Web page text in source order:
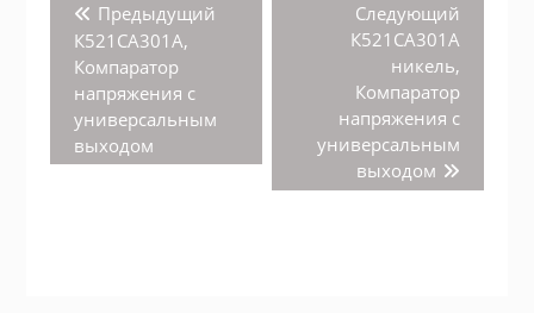
записям
Предыдущий
К521СА301А,
Компаратор
напряжения с
универсальным
выходом
Следующий
К521СА301А
никель,
Компаратор
напряжения с
универсальным
выходом